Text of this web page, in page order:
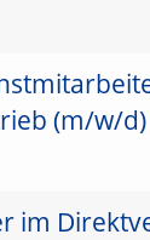
(m/w/d)
im